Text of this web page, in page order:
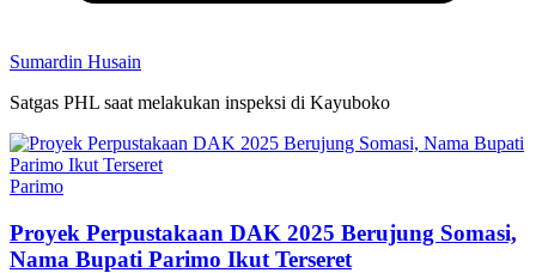
Sumardin Husain
Satgas PHL saat melakukan inspeksi di Kayuboko
Parimo
Proyek Perpustakaan DAK 2025 Berujung Somasi,
Nama Bupati Parimo Ikut Terseret